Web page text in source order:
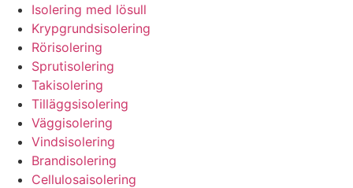
Isolering med lösull
Krypgrundsisolering
Rörisolering
Sprutisolering
Takisolering
Tilläggsisolering
Väggisolering
Vindsisolering
Brandisolering
Cellulosaisolering